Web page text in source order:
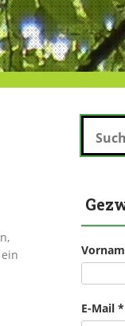
Suchen
nach:
E-Mail *